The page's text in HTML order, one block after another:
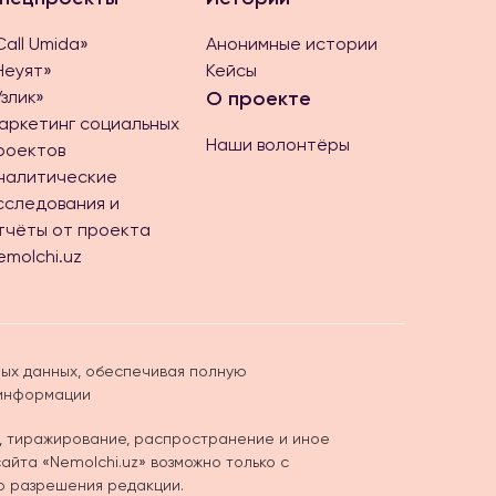
Umida»
социальных
и
от проекта
Анонимные истории
Кейсы
О проекте
Наши волонтёры
данных, обеспечивая полную
тиражирование, распространение и иное
«Nemolchi.uz» возможно только с
разрешения редакции.